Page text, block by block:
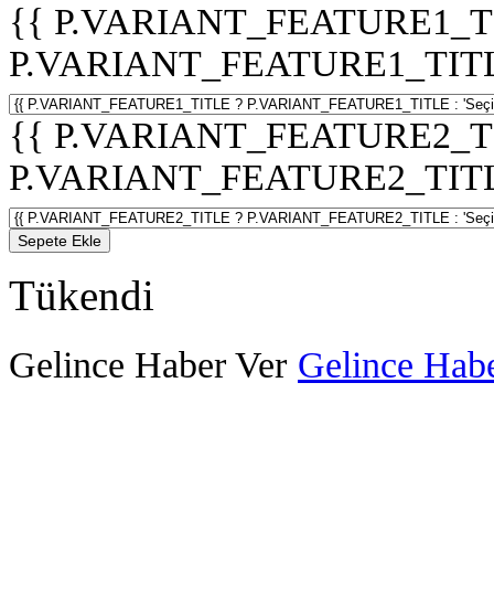
{{
{{
Sepete Ekle
Tükendi
Gelince Haber Ver Gelince